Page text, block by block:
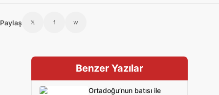
Paylaş 𝕏 f w
Benzer Yazılar
Ortadoğu’nun batısı ile